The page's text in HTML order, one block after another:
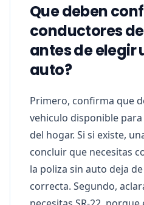
Que deben
conductores de
antes de elegir
auto?
Primero, confirma que
vehiculo disponible
del hogar. Si si existe,
concluir que necesitas
la poliza sin auto deja
correcta. Segundo,